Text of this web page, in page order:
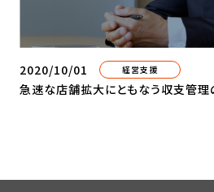
2020/10/01 経営支援
急速な店舗拡大にともなう収支管理